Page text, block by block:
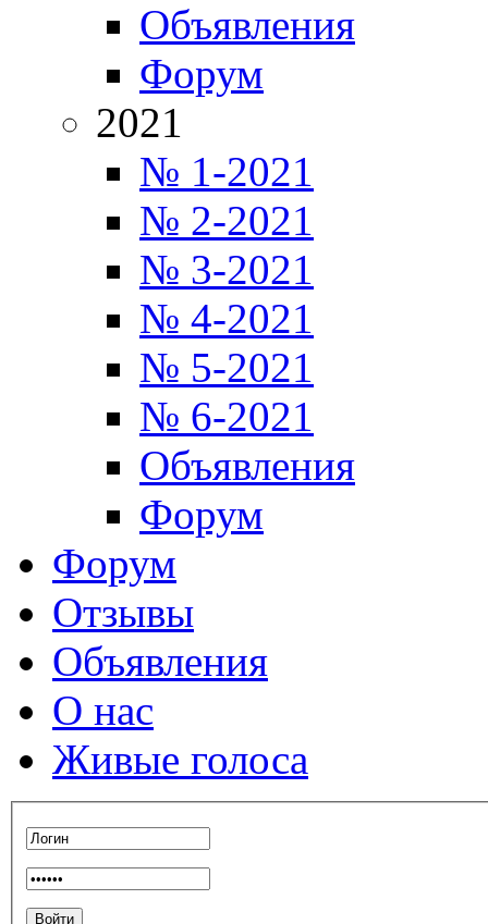
Объявления
Форум
2021
№ 1-2021
№ 2-2021
№ 3-2021
№ 4-2021
№ 5-2021
№ 6-2021
Объявления
Форум
Форум
Отзывы
Объявления
О нас
Живые голоса